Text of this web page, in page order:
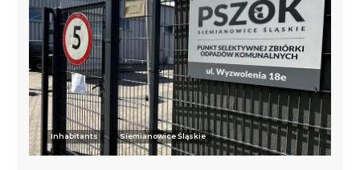
Inhabitants Siemianowice Śląskie